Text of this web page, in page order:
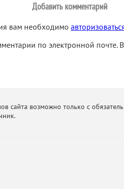
Добавить комментарий
вам необходимо
по электронной почте.
сайта возможно только с